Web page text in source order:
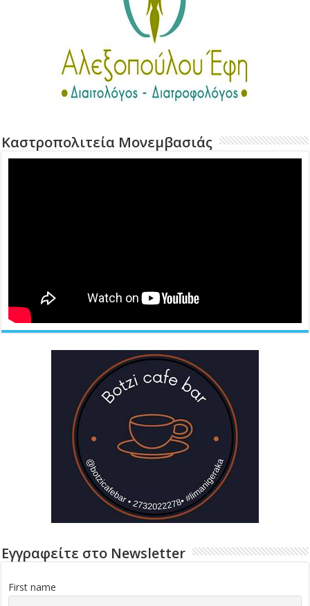
Καστροπολιτεία Μονεμβασιάς
Εγγραφείτε στο Newsletter
First name